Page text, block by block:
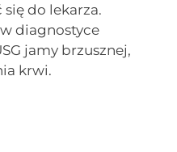
się do lekarza.
diagnostyce
jamy brzusznej,
krwi.